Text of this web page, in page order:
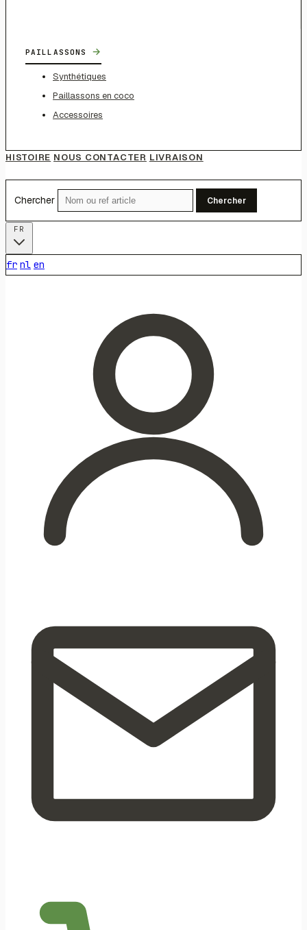
PAILLASSONS →
Synthétiques
Paillassons en coco
Accessoires
HISTOIRE NOUS CONTACTER LIVRAISON
Chercher Chercher
fr nl en